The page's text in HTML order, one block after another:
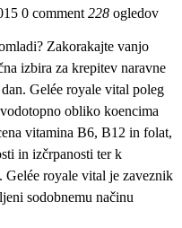
0 comment 228 ogledov
Zakorakajte vanjo
izbira za krepitev naravne
Gelée royale vital poleg
obliko koencima
vitamina B6, B12 in folat,
in izčrpanosti ter k
Gelée royale vital je zaveznik
sodobnemu načinu